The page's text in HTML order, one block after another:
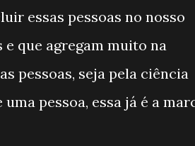
essas pessoas no nosso
que agregam muito na
pessoas, seja pela ciência
pessoa, essa já é a